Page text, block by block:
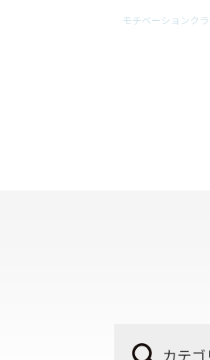
モチベーションク
カテ